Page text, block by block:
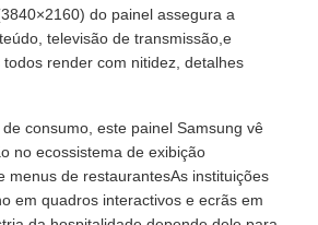
do painel assegura a
televisão de transmissão,e
render com nitidez, detalhes
consumo, este painel Samsung vê
no ecossistema de exibição
menus de restaurantesAs instituições
em quadros interactivos e ecrãs em